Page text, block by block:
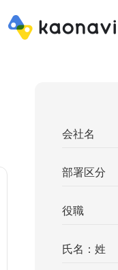
会社名
部署区分
役職
氏名：姓